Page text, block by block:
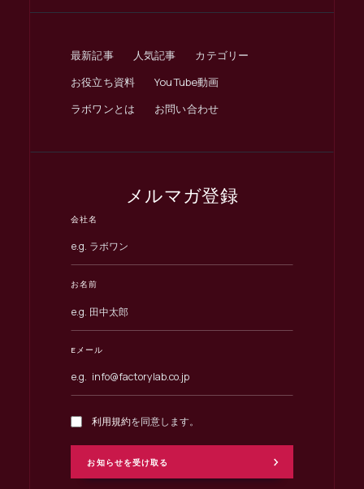
最新記事 人気記事
カテゴリー
お役立ち資料
YouTube動画
ラボワンとは
お問い合わせ
メルマガ登録
会社名
お名前
Eメール
利用規約を同意します。